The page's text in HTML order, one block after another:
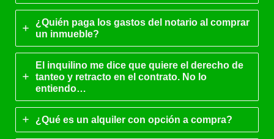
¿Quién paga los gastos del notario al comprar
un inmueble?
El inquilino me dice que quiere el derecho de
tanteo y retracto en el contrato. No lo
entiendo…
¿Qué es un alquiler con opción a compra?